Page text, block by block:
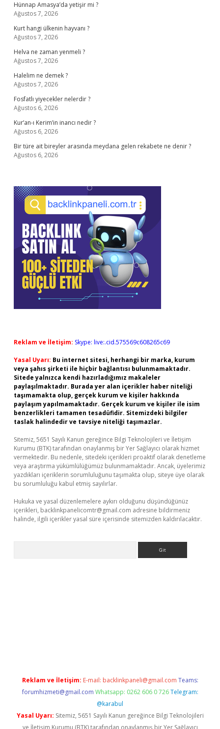
Hünnap Amasya’da yetişir mi ?
Ağustos 7, 2026
Kurt hangi ülkenin hayvanı ?
Ağustos 7, 2026
Helva ne zaman yenmeli ?
Ağustos 7, 2026
Halelim ne demek ?
Ağustos 7, 2026
Fosfatlı yiyecekler nelerdir ?
Ağustos 6, 2026
Kur’an-ı Kerim’in inancı nedir ?
Ağustos 6, 2026
Bir türe ait bireyler arasında meydana gelen rekabete ne denir ?
Ağustos 6, 2026
Reklam ve İletişim: Skype: live:.cid.575569c608265c69
Yasal Uyarı: Bu internet sitesi, herhangi bir marka, kurum
veya şahıs şirketi ile hiçbir bağlantısı bulunmamaktadır.
Sitede yalnızca kendi hazırladığımız makaleler
paylaşılmaktadır. Burada yer alan içerikler haber niteliği
taşımamakta olup, gerçek kurum ve kişiler hakkında
paylaşım yapılmamaktadır. Gerçek kurum ve kişiler ile isim
benzerlikleri tamamen tesadüfidir. Sitemizdeki bilgiler
taslak halindedir ve tavsiye niteliği taşımazlar.
Sitemiz, 5651 Sayılı Kanun gereğince Bilgi Teknolojileri ve İletişim
Kurumu (BTK) tarafından onaylanmış bir Yer Sağlayıcı olarak hizmet
vermektedir. Bu nedenle, sitedeki içerikleri proaktif olarak denetleme
veya araştırma yükümlülüğümüz bulunmamaktadır. Ancak, üyelerimiz
yazdıkları içeriklerin sorumluluğunu taşımakta olup, siteye üye olarak
bu sorumluluğu kabul etmiş sayılırlar.
Hukuka ve yasal düzenlemelere aykırı olduğunu düşündüğünüz
içerikleri, backlinkpanelicomtr@gmail.com adresine bildirmeniz
halinde, ilgili içerikler yasal süre içerisinde sitemizden kaldırılacaktır.
Reklam ve İletişim: E-mail: backlinkpaneli@gmail.com Teams:
forumhizmeti@gmail.com Whatsapp: 0262 606 0 726 Telegram:
@karabul
Yasal Uyarı: Sitemiz, 5651 Sayılı Kanun gereğince Bilgi Teknolojileri
ve İletişim Kurumu (BTK) tarafından onaylanmış bir Yer Sağlayıcı